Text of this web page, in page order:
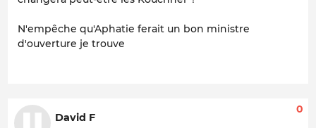
N'empêche qu'Aphatie ferait un bon ministre
d'ouverture je trouve
David F
0